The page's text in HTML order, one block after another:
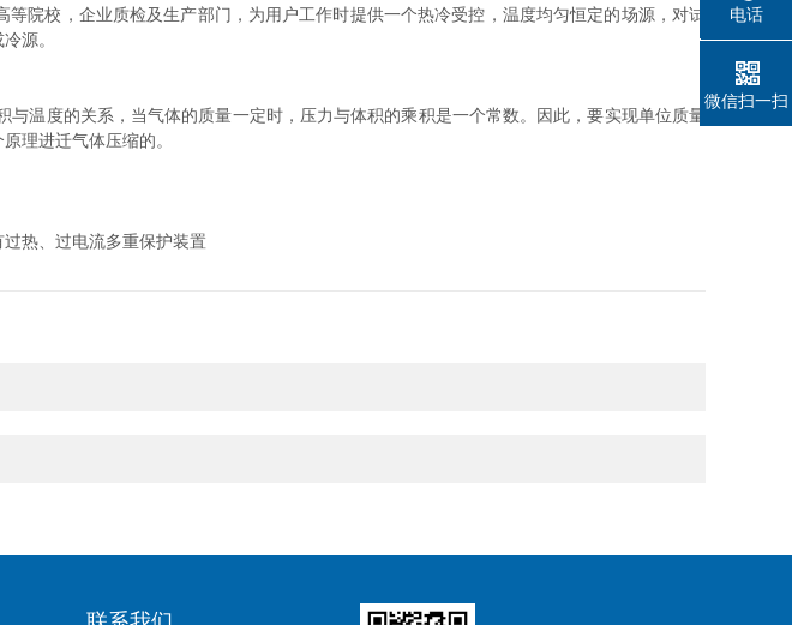
院校，企业质检及生产部门，为用户工作时提供一个热冷受控，温度均匀恒定的场源，对试
源。
温度的关系，当气体的质量一定时，压力与体积的乘积是一个常数。因此，要实现单位质量
理进迁气体压缩的。
热、过电流多重保护装置
电话
微信扫一扫